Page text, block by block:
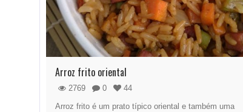
Arroz frito oriental
2769 0
44
Arroz frito é um prato típico oriental e também uma